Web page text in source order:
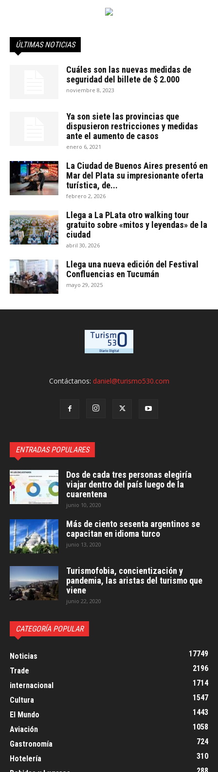
ÚLTIMAS NOTICIAS
Cuáles son las nuevas medidas de
seguridad del billete de $ 2.000
noviembre 8, 2023
Ya son siete las provincias que
dispusieron restricciones y medidas
ante el aumento de casos
enero 6, 2021
La Ciudad de Buenos Aires presentó en
Mar del Plata su impresionante oferta
turística, de...
febrero 2, 2026
Llega a La PLata otro walking tour
gratuito sobre «mitos y leyendas» de la
ciudad
abril 30, 2026
Llega una nueva edición del Festival
Confluencias en Tucumán
mayo 29, 2025
Contáctanos: daniel@turismo530.com
ENTRADAS POPULARES
Dos de cada tres personas elegiría
viajar dentro del país luego de la
cuarentena
junio 10, 2020
Más de ciento sesenta argentinos se
capacitan en idioma turco
junio 13, 2020
Turismofobia, concientización y
pandemia, las aristas del turismo que
viene
junio 22, 2020
CATEGORÍA POPULAR
Noticias
17749
Trade
2196
internacional
1714
Cultura
1547
El Mundo
1443
Aviación
1058
Gastronomía
724
Hotelería
310